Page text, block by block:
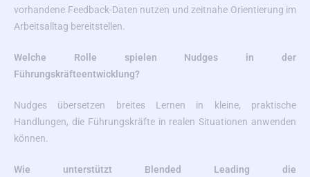
vorhandene Feedback-Daten nutzen und zeitnahe Orientierung im
Arbeitsalltag bereitstellen.
Welche Rolle spielen Nudges in der
Führungskräfteentwicklung?
Nudges übersetzen breites Lernen in kleine, praktische
Handlungen, die Führungskräfte in realen Situationen anwenden
können.
Wie unterstützt Blended Leading die